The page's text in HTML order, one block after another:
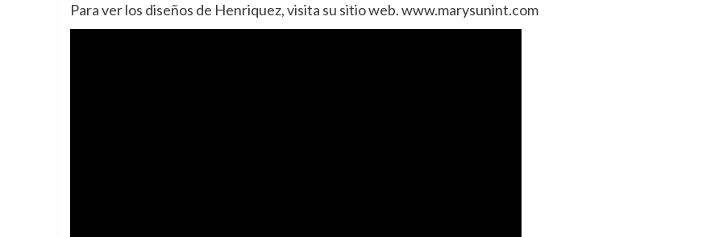
Para ver los diseños de Henriquez, visita su sitio web. www.marysunint.com